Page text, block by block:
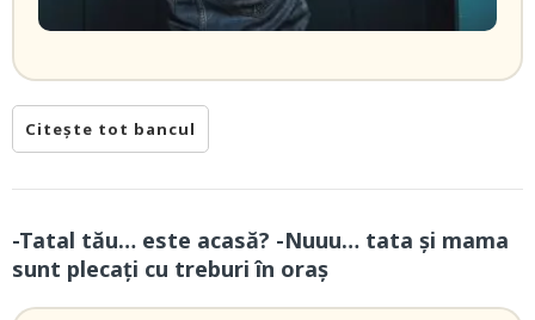
Citește tot bancul
-Tatal tău… este acasă? -Nuuu… tata și mama
sunt plecați cu treburi în oraș